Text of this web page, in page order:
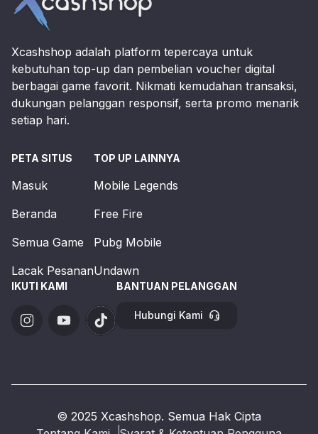
Xcashshop adalah platform tepercaya untuk
kebutuhan top-up dan pembelian voucher digital
berbagai game favorit. Nikmati kemudahan transaksi,
dukungan pelanggan responsif, serta promo menarik
setiap hari.
PETA SITUS
Masuk
Beranda
Semua Game
Lacak Pesanan
TOP UP LAINNYA
Mobile Legends
Free Fire
Pubg Mobile
Undawn
IKUTI KAMI BANTUAN PELANGGAN
Hubungi Kami
© 2025 Xcashshop. Semua Hak Cipta